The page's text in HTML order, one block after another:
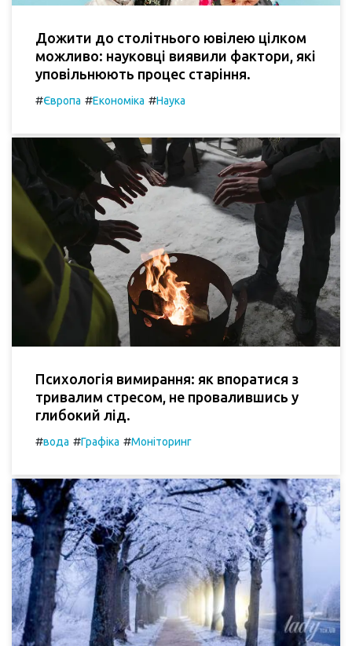
Дожити до столітнього ювілею цілком
можливо: науковці виявили фактори, які
уповільнюють процес старіння.
#Європа #Економіка #Наука
Психологія вимирання: як впоратися з
тривалим стресом, не провалившись у
глибокий лід.
#вода #Графіка #Моніторинг